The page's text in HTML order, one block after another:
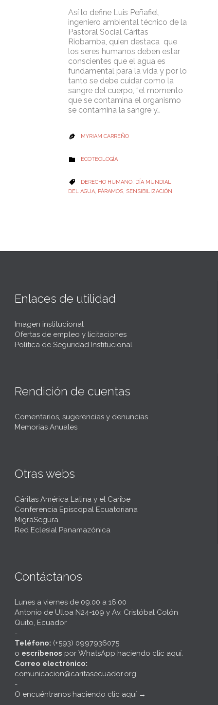
Así lo define Luis Peñafiel,
ingeniero ambiental técnico de la
Pastoral Social Cáritas
Riobamba, quien destaca que
los seres humanos deben estar
conscientes que el agua es
fundamental para la vida y por lo
tanto se debe cuidar como la
sangre del cuerpo, “el momento
que se contamina el organismo
se contamina la sangre y…
 MYRIAM CARREÑO
 CATEGORY
ECOTEOLOGÍA
 CATEGORY
DERECHO HUMANO, DÍA MUNDIAL
DEL AGUA, PÁRAMOS, SENSIBILIZACIÓN
Enlaces de utilidad
Imagen institucional
Ofertas de empleo y licitaciones
Política de Seguridad Institucional
Rendición de cuentas
Comentarios, sugerencias y denuncias
Memorias Anuales
Otras webs
Cáritas América Latina y el Caribe
Conferencia Episcopal Ecuatoriana
MigraSegura
Red Eclesial Panamazónica
Contáctanos
Lunes a viernes de 09:00 a 16:00
Antonio de Ulloa N24-109 y Av. Cristóbal Colón
Quito, Ecuador
-
Teléfono: (+593) 0997936075
o escríbenos por WhatsApp haciendo clic aquí.
Correo electrónico:
comunicacion@caritasecuador.org
-
O encuéntranos haciendo clic aquí →